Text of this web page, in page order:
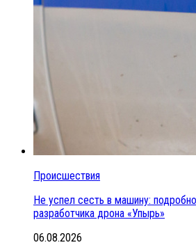
Происшествия
Не успел сесть в машину:
разработчика дрона «Упырь»
06.08.2026